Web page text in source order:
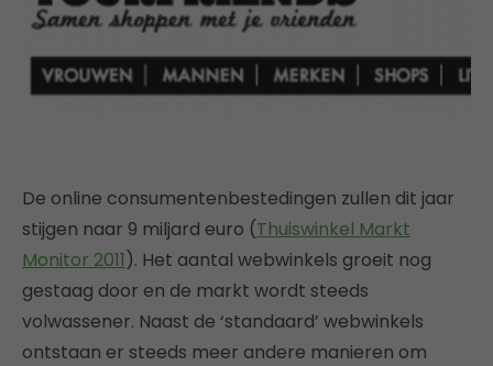
De online consumentenbestedingen zullen dit jaar
stijgen naar 9 miljard euro (Thuiswinkel Markt
Monitor 2011). Het aantal webwinkels groeit nog
gestaag door en de markt wordt steeds
volwassener. Naast de ‘standaard’ webwinkels
ontstaan er steeds meer andere manieren om